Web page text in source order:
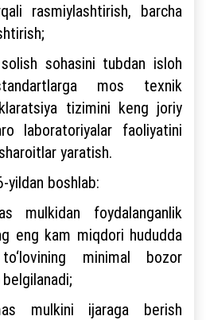
rasmiylashtirish, barcha
sohasini tubdan isloh
mos texnik
tizimini keng joriy
laboratoriyalar faoliyatini
yaratish.
yildan boshlab:
mulkidan foydalanganlik
eng kam miqdori hududda
minimal bozor
mulkini ijaraga berish